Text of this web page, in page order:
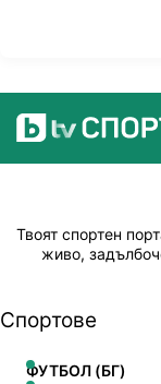
Твоят спортен
живо,
Спортове
ФУТБОЛ (БГ)